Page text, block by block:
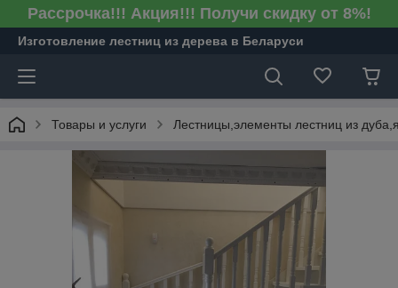
Рассрочка!!! Акция!!! Получи скидку от 8%!
Изготовление лестниц из дерева в Беларуси
Товары и услуги Лестницы,элементы лестниц из